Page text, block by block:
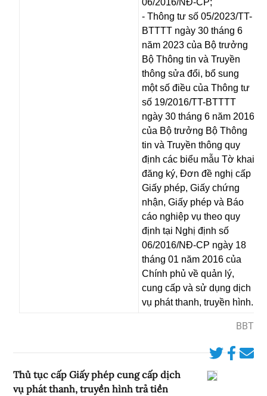
- Thông tư số 05/2023/TT-
BTTTT ngày 30 tháng 6
năm 2023 của Bộ trưởng
Bộ Thông tin và Truyền
thông sửa đổi, bổ sung
một số điều của Thông tư
số 19/2016/TT-BTTTT
ngày 30 tháng 6 năm 2016
của Bộ trưởng Bộ Thông
tin và Truyền thông quy
định các biểu mẫu Tờ khai
đăng ký, Đơn đề nghị cấp
Giấy phép, Giấy chứng
nhận, Giấy phép và Báo
cáo nghiệp vụ theo quy
định tại Nghị định số
06/2016/NĐ-CP ngày 18
tháng 01 năm 2016 của
Chính phủ về quản lý,
cung cấp và sử dụng dịch
vụ phát thanh, truyền hình.
BBT
Thủ tục cấp Giấy phép cung cấp dịch
vụ phát thanh, truyền hình trả tiền